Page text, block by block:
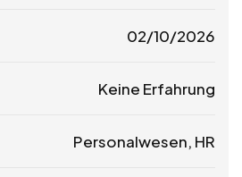
02/10/2026
Keine Erfahrung
Personalwesen, HR